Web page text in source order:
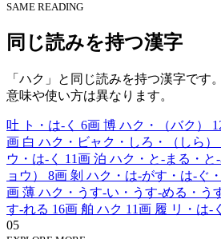
SAME READING
同じ読みを持つ漢字
「ハク」と同じ読みを持つ漢字です
意味や使い方は異なります。
吐 ト・は-く 6画 博 ハク・（バク）
画 白 ハク・ビャク・しろ・（しら）
ウ・は-く
11画 泊 ハク・と-まる・と
ョウ）
8画 剝 ハク・は-がす・は-ぐ
画 薄 ハク・うす-い・うす-める・う
す-れる 16画 舶 ハク 11画 履 リ・は-く
05